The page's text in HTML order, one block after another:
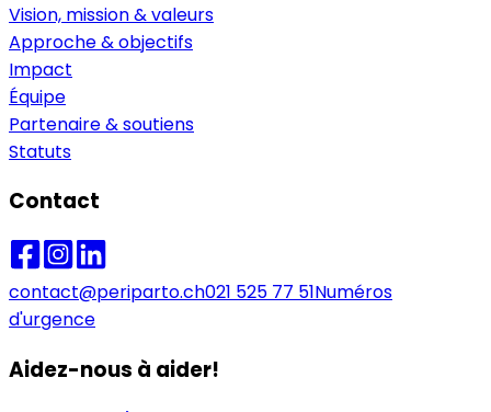
Vision, mission & valeurs
Approche & objectifs
Impact
Équipe
Partenaire & soutiens
Statuts
Contact
contact@periparto.ch021 525 77 51Numéros
d'urgence
Aidez-nous à aider!